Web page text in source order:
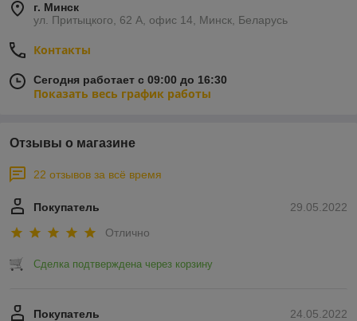
г. Минск
ул. Притыцкого, 62 А, офис 14, Минск, Беларусь
Контакты
Сегодня работает с 09:00 до 16:30
Показать весь график работы
Отзывы о магазине
22 отзывов за всё время
29.05.2022
Покупатель
Отлично
Сделка подтверждена через корзину
24.05.2022
Покупатель